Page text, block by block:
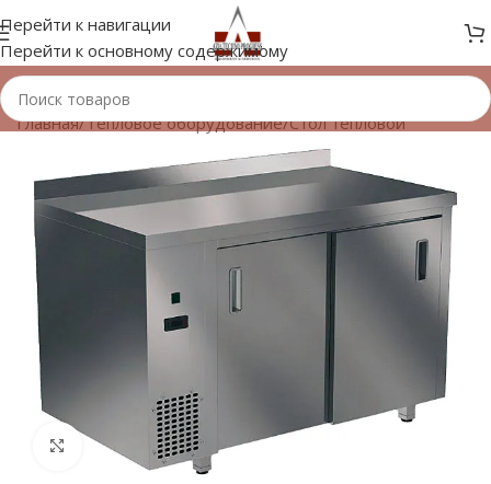
Перейти к навигации
Перейти к основному содержимому
Главная/Тепловое оборудование/Стол тепловой
Нажмите, чтобы увеличить